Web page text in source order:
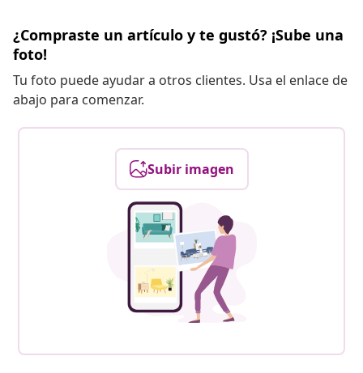
¿Compraste un artículo y te gustó? ¡Sube una
foto!
Tu foto puede ayudar a otros clientes. Usa el enlace de
abajo para comenzar.
Subir imagen